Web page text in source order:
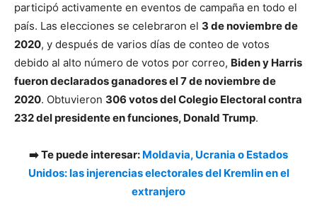
participó activamente en eventos de campaña en todo el
país. Las elecciones se celebraron el 3 de noviembre de
2020, y después de varios días de conteo de votos
debido al alto número de votos por correo, Biden y Harris
fueron declarados ganadores el 7 de noviembre de
2020. Obtuvieron 306 votos del Colegio Electoral contra
232 del presidente en funciones, Donald Trump.
➡️ Te puede interesar: Moldavia, Ucrania o Estados
Unidos: las injerencias electorales del Kremlin en el
extranjero